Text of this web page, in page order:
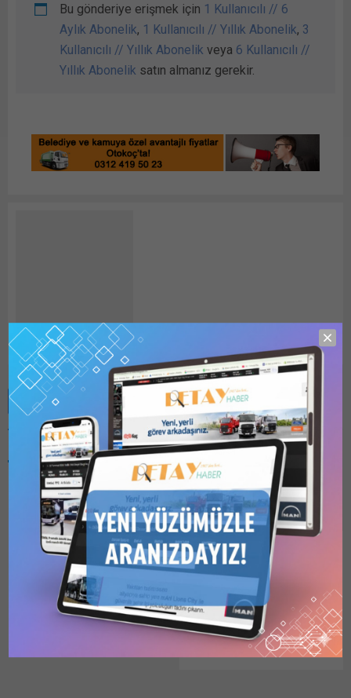
Bu gönderiye erişmek için 1 Kullanıcılı // 6
Aylık Abonelik, 1 Kullanıcılı // Yıllık Abonelik, 3
Kullanıcılı // Yıllık Abonelik veya 6 Kullanıcılı //
Yıllık Abonelik satın almanız gerekir.
Detay HABER
Benzer Konular
Bu kategori yalnızca
üyeler tarafından
görüntülenebilir. Bu
kategoriyi
görüntülemek için1
Kullanıcılı // 6 Aylık
Abonelik
1 Kullanıcılı
// Yıllık Abonelik,3
Kullanıcılı // Yıllık
Abonelikveya
Kullanıcılı // Yıllık
Aboneliksatın alarak
ADANA BB, 43 ADET
İTFAİYE ARACI ALIMI
İÇİN İHALE AÇTI
Adana Büyükşehir Belediye
Başkanlığı – Satın Alma
Dairesi Başkanlığı
tarafından ihtiyaç duyulan
04.05.2026 0